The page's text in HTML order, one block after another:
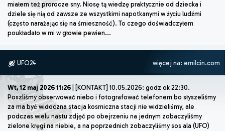
miałem też prorocze sny. Niosę tą wiedzę praktycznie od dziecka i
dziele się nią od zawsze ze wszystkimi napotkanymi w życiu ludźmi
(często narażając się na śmieszność). To czego doświadczyłem
poukładało w mi w głowie pewien...
UFO24 więcej na: emilcin.com
Wt, 12 maj 2026 11:26 | [KONTAKT] 10.05.2026: godz ok 22:30.
Poszliśmy obserwować niebo i fotografować telefonem bo słyszeliśmy
za ma być widoczna stacja kosmiczna stacji nie widzieliśmy, ale
podczas wielu nastu zdjęć po obejrzeniu na jednym zobaczyliśmy
zielone kręgi na niebie, a na poprzednich zobaczyliśmy sos ala (UFO)